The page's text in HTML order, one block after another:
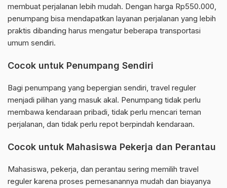
membuat perjalanan lebih mudah. Dengan harga Rp550.000,
penumpang bisa mendapatkan layanan perjalanan yang lebih
praktis dibanding harus mengatur beberapa transportasi
umum sendiri.
Cocok untuk Penumpang Sendiri
Bagi penumpang yang bepergian sendiri, travel reguler
menjadi pilihan yang masuk akal. Penumpang tidak perlu
membawa kendaraan pribadi, tidak perlu mencari teman
perjalanan, dan tidak perlu repot berpindah kendaraan.
Cocok untuk Mahasiswa Pekerja dan Perantau
Mahasiswa, pekerja, dan perantau sering memilih travel
reguler karena proses pemesanannya mudah dan biayanya